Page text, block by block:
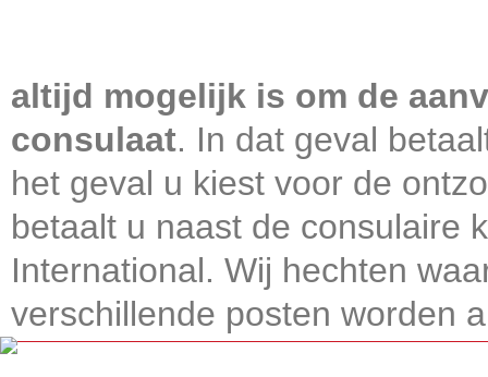
altijd mogelijk is om de
consulaat. In dat geval
het geval u kiest voor de
betaalt u naast de consulaire
International. Wij hechten
verschillende posten worden